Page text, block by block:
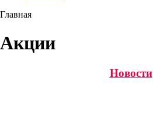
Главная
Акции
Новости